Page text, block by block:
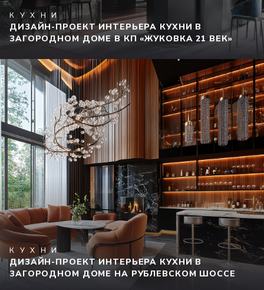
КУХНИ
ДИЗАЙН-ПРОЕКТ ИНТЕРЬЕРА КУХНИ В
ЗАГОРОДНОМ ДОМЕ В КП «ЖУКОВКА 21 ВЕК»
КУХНИ
ДИЗАЙН-ПРОЕКТ ИНТЕРЬЕРА КУХНИ В
ЗАГОРОДНОМ ДОМЕ НА РУБЛЕВСКОМ ШОССЕ